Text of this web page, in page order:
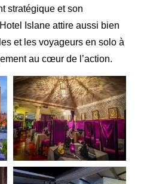
stratégique et son
Hotel Islane attire aussi bien
et les voyageurs en solo à
au cœur de l’action.